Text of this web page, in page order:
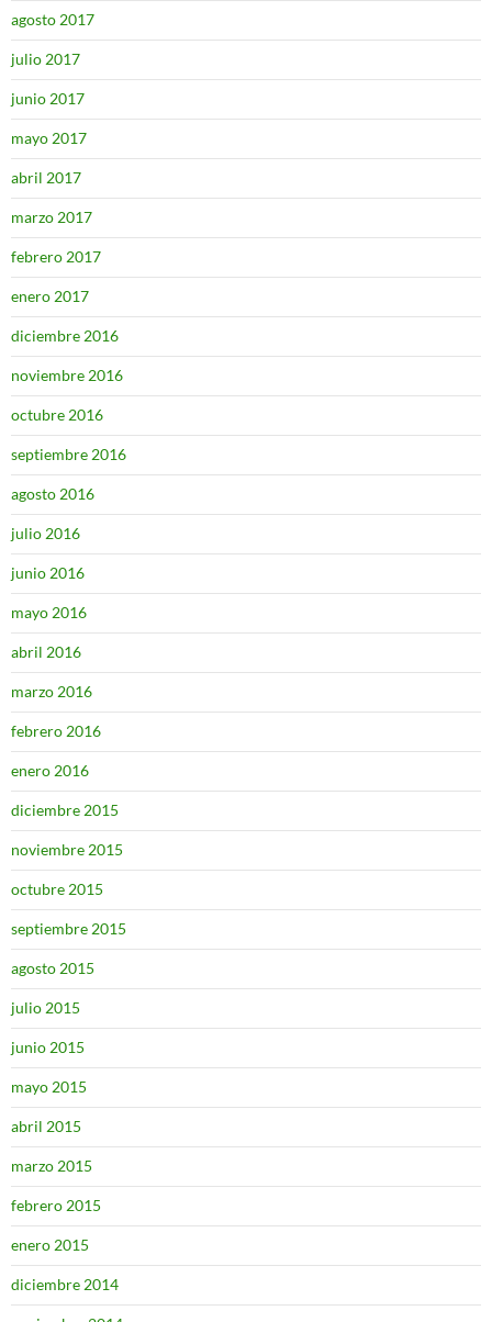
agosto 2017
julio 2017
junio 2017
mayo 2017
abril 2017
marzo 2017
febrero 2017
enero 2017
diciembre 2016
noviembre 2016
octubre 2016
septiembre 2016
agosto 2016
julio 2016
junio 2016
mayo 2016
abril 2016
marzo 2016
febrero 2016
enero 2016
diciembre 2015
noviembre 2015
octubre 2015
septiembre 2015
agosto 2015
julio 2015
junio 2015
mayo 2015
abril 2015
marzo 2015
febrero 2015
enero 2015
diciembre 2014